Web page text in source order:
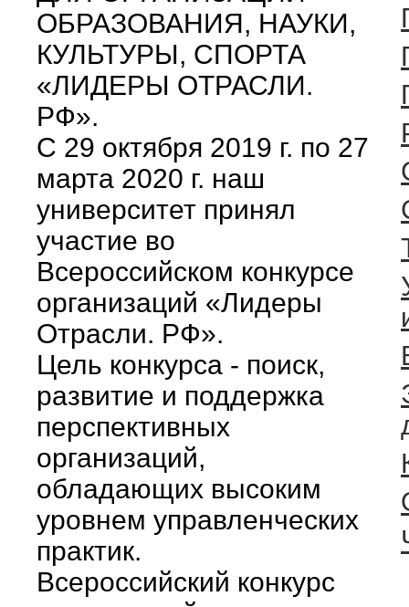
ОБРАЗОВАНИЯ, НАУКИ,
КУЛЬТУРЫ, СПОРТА
«ЛИДЕРЫ ОТРАСЛИ.
РФ».
С 29 октября 2019 г. по 27
марта 2020 г. наш
университет принял
участие во
Всероссийском конкурсе
организаций «Лидеры
Отрасли. РФ».
Цель конкурса - поиск,
развитие и поддержка
перспективных
организаций,
обладающих высоким
уровнем управленческих
практик.
Всероссийский конкурс